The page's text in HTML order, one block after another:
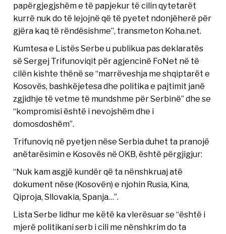
papërgjegjshëm e të papjekur të cilin qytetarët
kurrë nuk do të lejojnë që të pyetet ndonjëherë për
gjëra kaq të rëndësishme”, transmeton Koha.net.
Kumtesa e Listës Serbe u publikua pas deklaratës
së Sergej Trifunoviqit për agjencinë FoNet në të
cilën kishte thënë se “marrëveshja me shqiptarët e
Kosovës, bashkëjetesa dhe politika e pajtimit janë
zgjidhje të vetme të mundshme për Serbinë” dhe se
“kompromisi është i nevojshëm dhe i
domosdoshëm”.
Trifunoviq në pyetjen nëse Serbia duhet ta pranojë
anëtarësimin e Kosovës në OKB, është përgjigjur:
“Nuk kam asgjë kundër që ta nënshkruaj atë
dokument nëse (Kosovën) e njohin Rusia, Kina,
Qiproja, Sllovakia, Spanja…”.
Lista Serbe lidhur me këtë ka vlerësuar se “është i
mjerë politikani serb i cili me nënshkrim do ta